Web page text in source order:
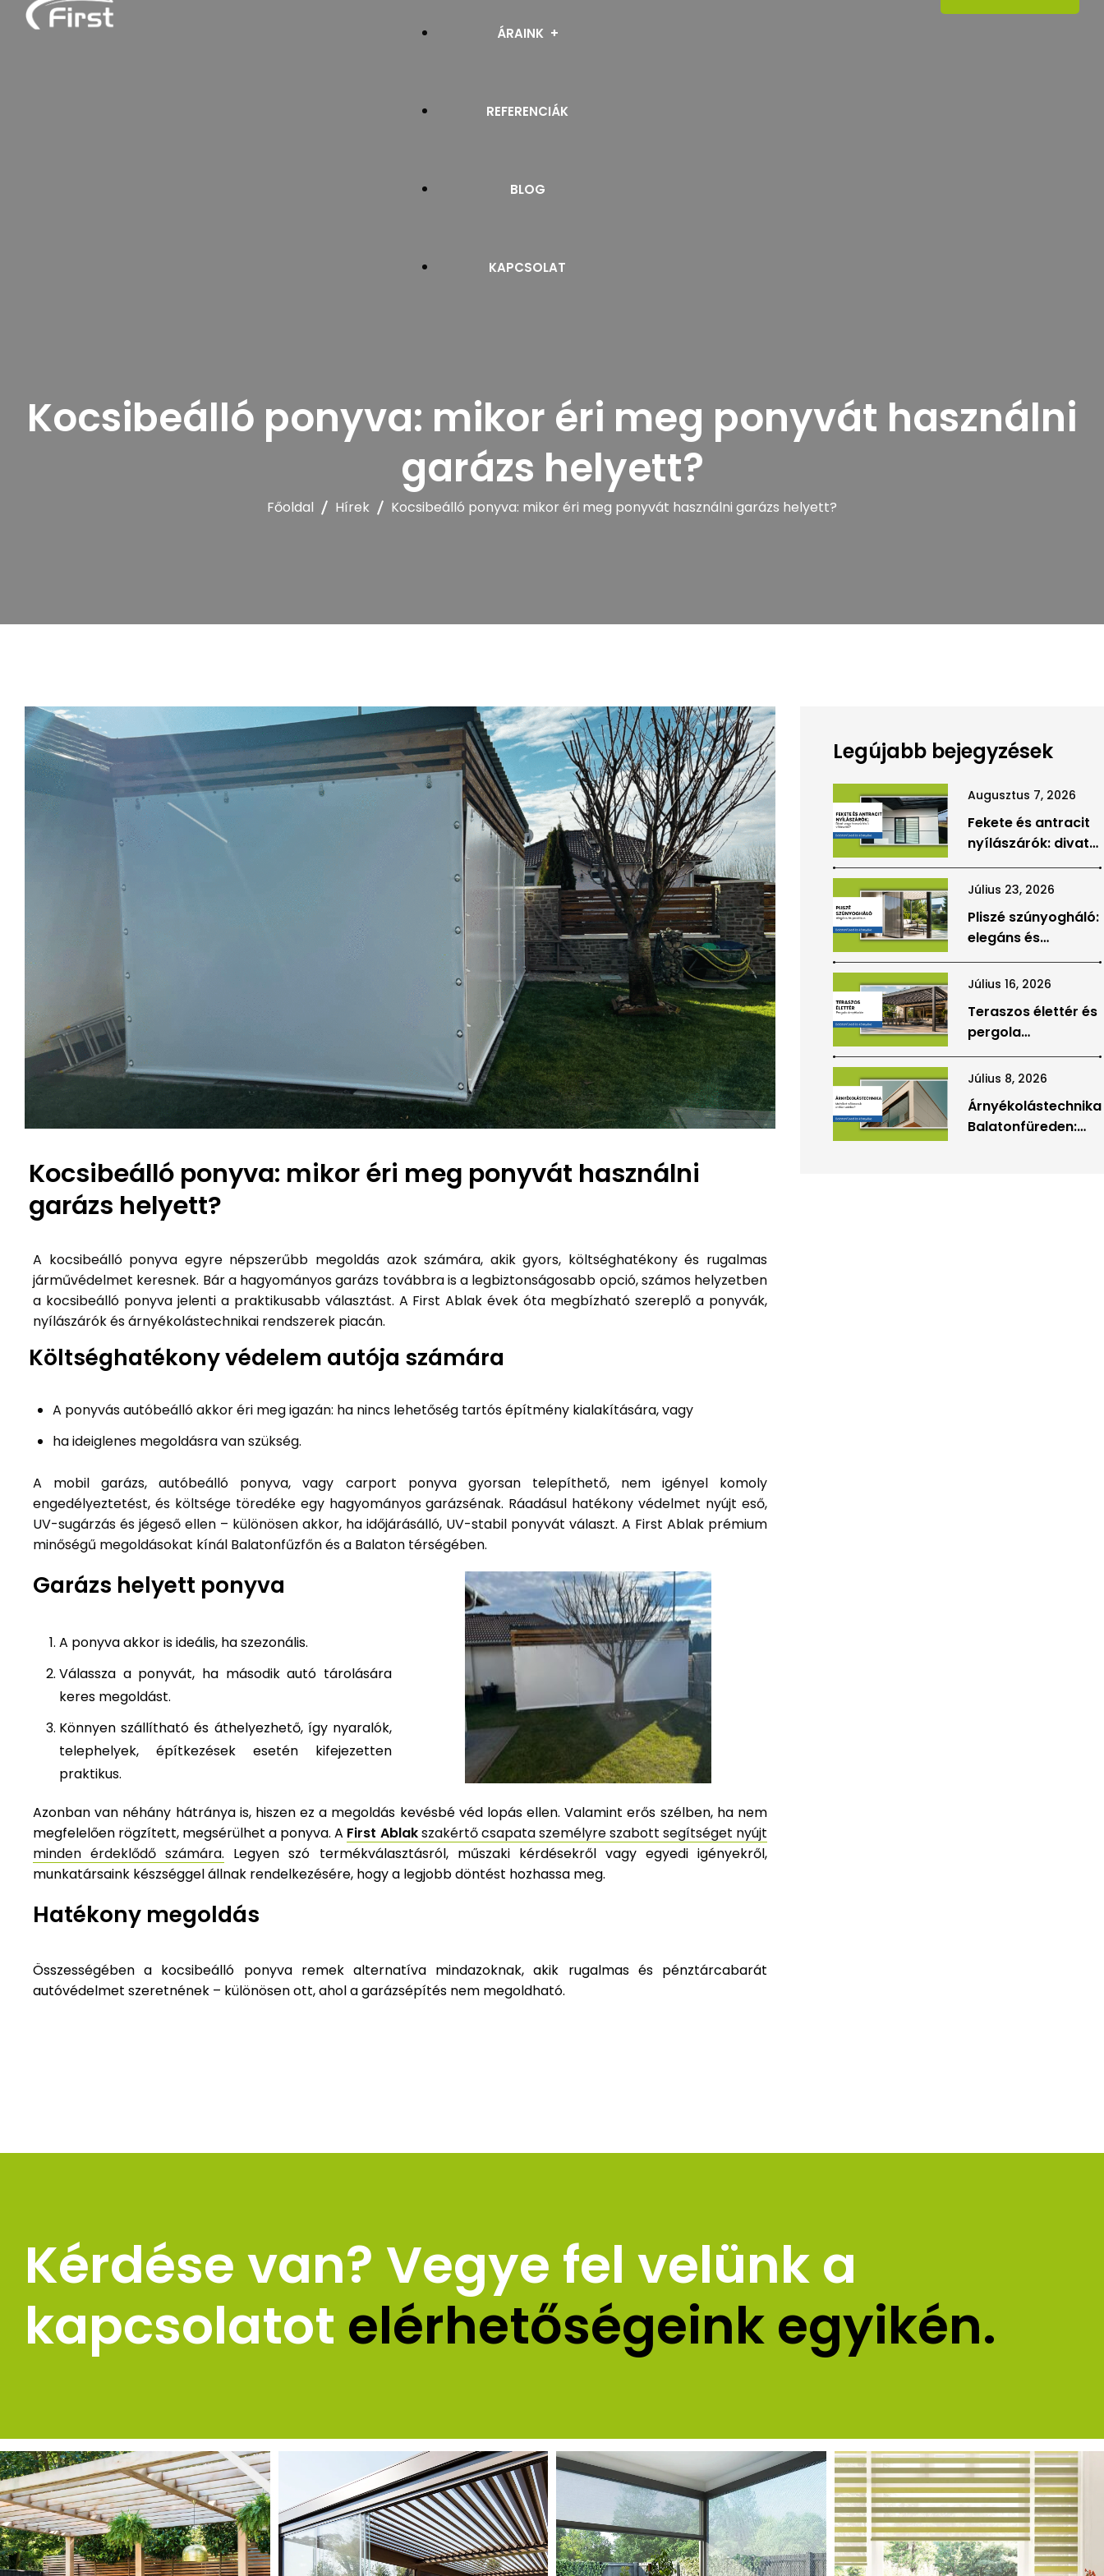
ZSALUZIA
ÁRAINK
REFERENCIÁK
BLOG
KAPCSOLAT
Kocsibeálló ponyva: mikor éri meg ponyvát használni
garázs helyett?
Főoldal Hírek Kocsibeálló ponyva: mikor éri meg ponyvát használni garázs helyett?
Kocsibeálló ponyva: mikor éri meg ponyvát használni
garázs helyett?
A kocsibeálló ponyva egyre népszerűbb megoldás azok számára, akik gyors, költséghatékony és rugalmas
járművédelmet keresnek. Bár a hagyományos garázs továbbra is a legbiztonságosabb opció, számos helyzetben
a kocsibeálló ponyva jelenti a praktikusabb választást. A First Ablak évek óta megbízható szereplő a ponyvák,
nyílászárók és árnyékolástechnikai rendszerek piacán.
Költséghatékony védelem autója számára
A ponyvás autóbeálló akkor éri meg igazán: ha nincs lehetőség tartós építmény kialakítására, vagy
ha ideiglenes megoldásra van szükség.
A mobil garázs, autóbeálló ponyva, vagy carport ponyva gyorsan telepíthető, nem igényel komoly
engedélyeztetést, és költsége töredéke egy hagyományos garázsénak. Ráadásul hatékony védelmet nyújt eső,
UV-sugárzás és jégeső ellen – különösen akkor, ha időjárásálló, UV-stabil ponyvát választ. A First Ablak prémium
minőségű megoldásokat kínál Balatonfűzfőn és a Balaton térségében.
Garázs helyett ponyva
A ponyva akkor is ideális, ha szezonális.
Válassza a ponyvát, ha második autó tárolására
keres megoldást.
Könnyen szállítható és áthelyezhető, így nyaralók,
telephelyek, építkezések esetén kifejezetten
praktikus.
Azonban van néhány hátránya is, hiszen ez a megoldás kevésbé véd lopás ellen. Valamint erős szélben, ha nem
megfelelően rögzített, megsérülhet a ponyva. A First Ablakszakértő csapata személyre szabott segítséget nyújt
minden érdeklődő számára. Legyen szó termékválasztásról, műszaki kérdésekről vagy egyedi igényekről,
munkatársaink készséggel állnak rendelkezésére, hogy a legjobb döntést hozhassa meg.
Hatékony megoldás
Összességében a kocsibeálló ponyva remek alternatíva mindazoknak, akik rugalmas és pénztárcabarát
autóvédelmet szeretnének – különösen ott, ahol a garázsépítés nem megoldható.
Legújabb bejegyzések
Augusztus 7, 2026
Fekete és antracit
nyílászárók: divat
vagy hosszú távú
választás?
Július 23, 2026
Pliszé szúnyogháló:
elegáns és
praktikus védelem
teraszajtókhoz,
Július 16, 2026
Teraszos élettér és
pergola
árnyékolás: hogyan
válhat a terasz az
otthon valódi
részévé?
Július 8, 2026
Árnyékolástechnika
Balatonfüreden:
Kérdése van? Vegye fel velünk a
kapcsolatot elérhetőségeink egyikén.